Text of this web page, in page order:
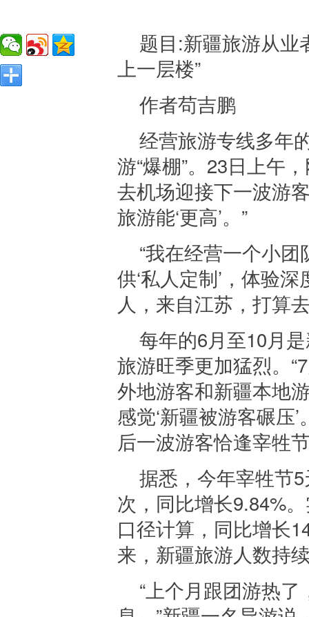
题目:新疆旅游从业
上一层楼”
作者苟吉鹏
经营旅游专线多年
游“爆棚”。23日上午
去机场迎接下一波游
旅游能‘更高’。”
“我在经营一个小
供‘私人定制’，体验
人，来自江苏，打算
每年的6月至10月
旅游旺季更加猛烈。
外地游客和新疆本地
感觉‘新疆被游客碾压
后一波游客恰逢宰牲
据悉，今年宰牲节
次，同比增长9.84%
口径计算，同比增长
来，新疆旅游人数持
“上个月跟团游热